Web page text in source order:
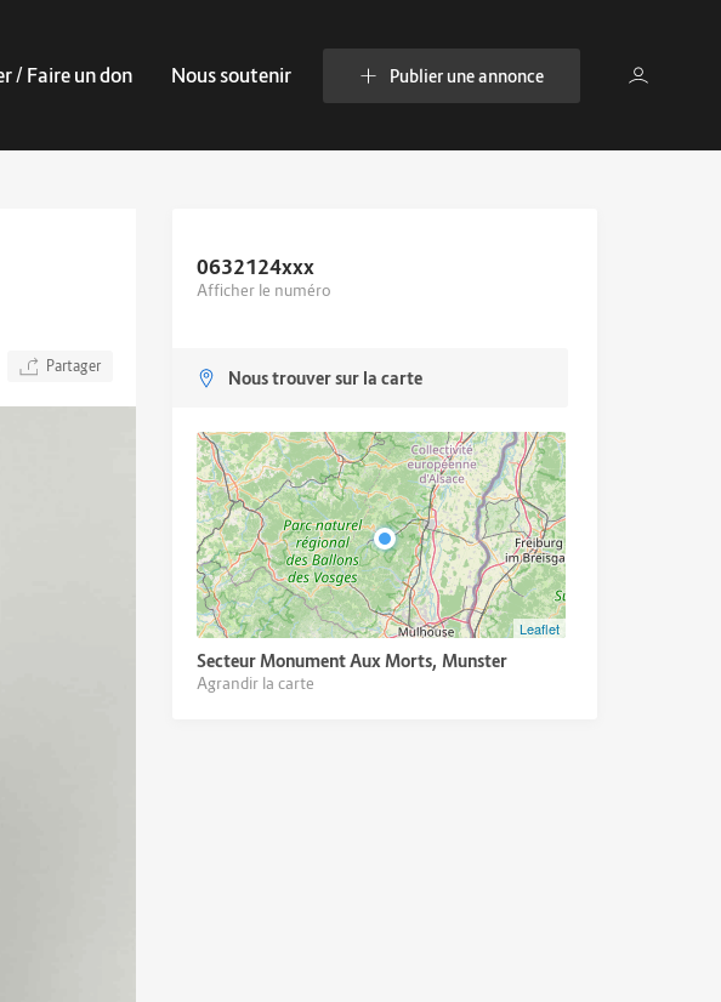
/ Faire un don Nous soutenir Publier une annonce
Partager
0632124xxx
Afficher le numéro
Nous trouver sur la carte
Leaflet
Secteur Monument Aux Morts, Munster
Agrandir la carte